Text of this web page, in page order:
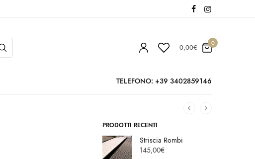
0,00€
0
TELEFONO: +39 3402859146
PRODOTTI RECENTI
Striscia Rombi
145,00€